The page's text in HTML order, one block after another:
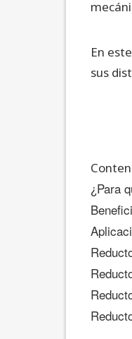
En
sus
¿Para